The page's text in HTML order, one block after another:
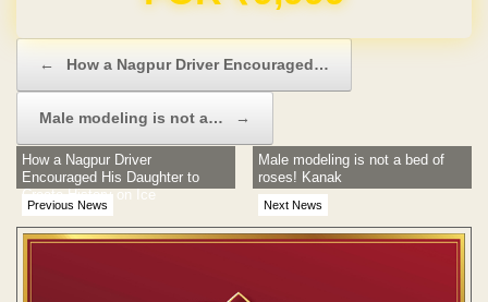
← How a Nagpur Driver Encouraged…
Male modeling is not a… →
Previous News
How a Nagpur Driver
Encouraged His Daughter to
Create History on Ice
Next News
Male modeling is not a bed of
roses! Kanak